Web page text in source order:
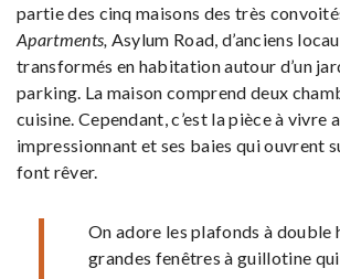
partie des cinq maisons des très
Apartments, Asylum Road, d’anciens
transformés en habitation autour d’un
parking. La maison comprend deux
cuisine. Cependant, c’est la pièce à vivre
impressionnant et ses baies qui ouvrent
font rêver.
On adore les plafonds à double
grandes fenêtres à guillotine